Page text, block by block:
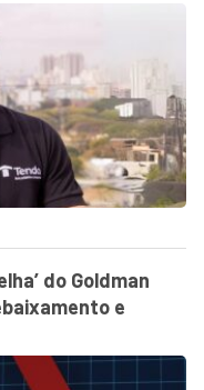
do Goldman
e